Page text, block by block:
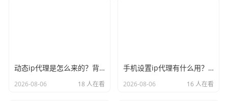
动态ip代理是怎么来的？背后的原理比你想象的精彩
2026-08-06 18 人在看
手机设置ip代理有什么用？不只是改定位那么简单
2026-08-06 16 人在看